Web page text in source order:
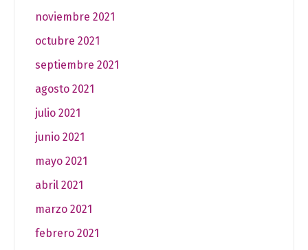
noviembre 2021
octubre 2021
septiembre 2021
agosto 2021
julio 2021
junio 2021
mayo 2021
abril 2021
marzo 2021
febrero 2021